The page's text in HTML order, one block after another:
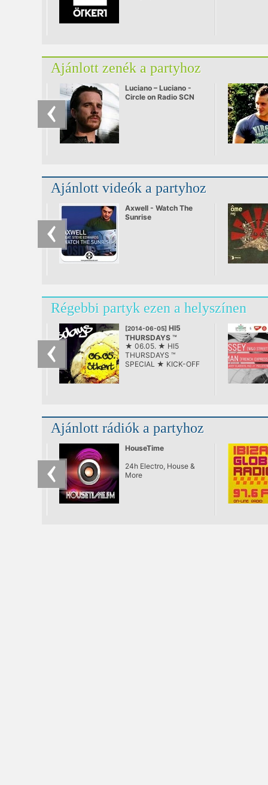
Ajánlott zenék a partyhoz
Luciano – Luciano -
Circle on Radio SCN
Ajánlott videók a partyhoz
Axwell - Watch The
Sunrise
Régebbi partyk ezen a helyszínen
[2014-06-05] HI5
THURSDAYS ™
SPECIAL ★ KICK-OFF
PARTY
@ Ötkert, Budapest
★ 06.05. ★ HI5
THURSDAYS ™
SPECIAL ★ KICK-OFF
Ajánlott rádiók a partyhoz
HouseTime
24h Electro, House &
More